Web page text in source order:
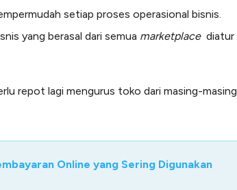
setiap proses operasional bisnis.
yang berasal dari semua marketplacediatur
repot lagi mengurus toko dari masing-masing
Online yang Sering Digunakan